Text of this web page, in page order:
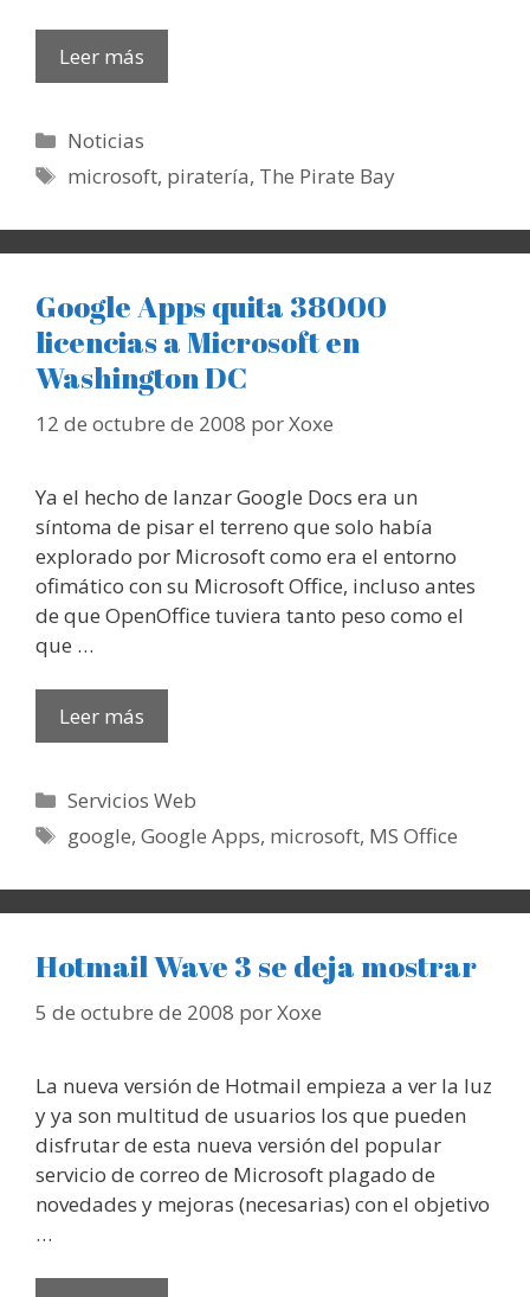
Leer más
Categorías
Noticias
Etiquetas
microsoft, piratería, The Pirate Bay
Google Apps quita 38000
licencias a Microsoft en
Washington DC
12 de octubre de 2008 porXoxe
Ya el hecho de lanzar Google Docs era un
síntoma de pisar el terreno que solo había
explorado por Microsoft como era el entorno
ofimático con su Microsoft Office, incluso antes
de que OpenOffice tuviera tanto peso como el
que …
Leer más
Categorías
Servicios Web
Etiquetas
google,Google Apps, microsoft, MS Office
Hotmail Wave 3 se deja mostrar
5 de octubre de 2008 porXoxe
La nueva versión de Hotmail empieza a ver la luz
y ya son multitud de usuarios los que pueden
disfrutar de esta nueva versión del popular
servicio de correo de Microsoft plagado de
novedades y mejoras (necesarias) con el objetivo
…